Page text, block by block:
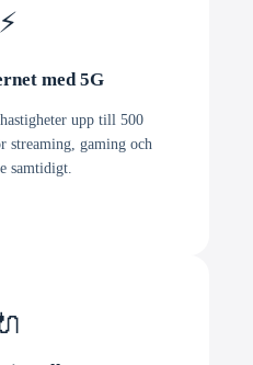
⚡
med 5G
upp till 500
gaming och
samtidigt.